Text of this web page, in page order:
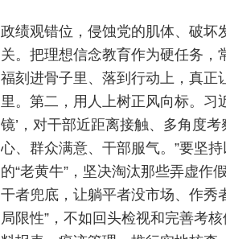
政绩观错位，侵蚀党的肌体、破坏
关。把理想信念教育作为硬任务
福刻进骨子里、落到行动上，真正
里。第二，用人上树正风向标。习
镜’，对干部近距离接触、多角度
心、群众满意、干部服气。”要坚
的“老黄牛”，坚决淘汰那些弄虚作
干者兜底，让躺平者没市场、作秀
局限性”，不如回头检视和完善考